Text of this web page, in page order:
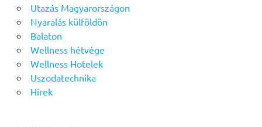
Utazás Magyarországon
Nyaralás külföldön
Balaton
Wellness hétvége
Wellness Hotelek
Uszodatechnika
Hírek